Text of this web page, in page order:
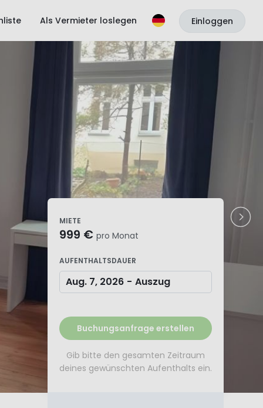
Als Vermieter loslegen Einloggen
MIETE
999 € pro Monat
AUFENTHALTSDAUER
Aug. 7, 2026 - Auszug
Buchungsanfrage erstellen
Gib bitte den gesamten Zeitraum
deines gewünschten Aufenthalts ein.